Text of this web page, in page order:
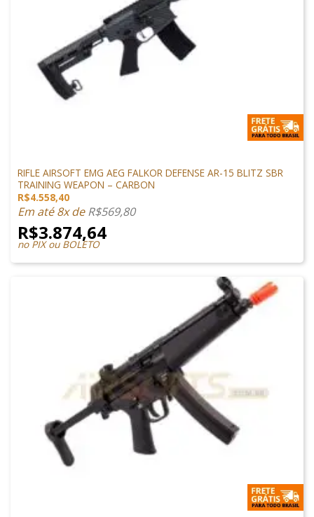
RIFLE AIRSOFT EMG AEG FALKOR DEFENSE AR-15 BLITZ SBR
TRAINING WEAPON – CARBON
R$4.558,40
Em até 8x deR$569,80
R$3.874,64
no PIX ou BOLETO